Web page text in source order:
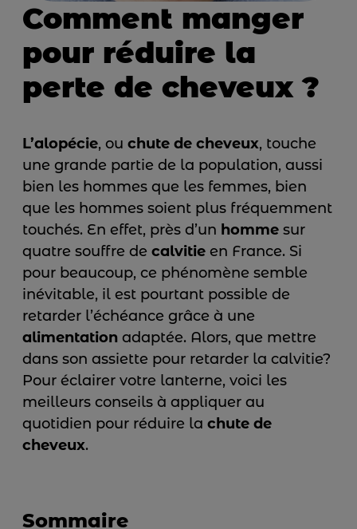
Comment manger
pour réduire la
perte de cheveux ?
L’alopécie, ou chute de cheveux, touche
une grande partie de la population, aussi
bien les hommes que les femmes, bien
que les hommes soient plus fréquemment
touchés. En effet, près d’un homme sur
quatre souffre de calvitie en France. Si
pour beaucoup, ce phénomène semble
inévitable, il est pourtant possible de
retarder l’échéance grâce à une
alimentation adaptée. Alors, que mettre
dans son assiette pour retarder la calvitie?
Pour éclairer votre lanterne, voici les
meilleurs conseils à appliquer au
quotidien pour réduire la chute de
cheveux.
Sommaire